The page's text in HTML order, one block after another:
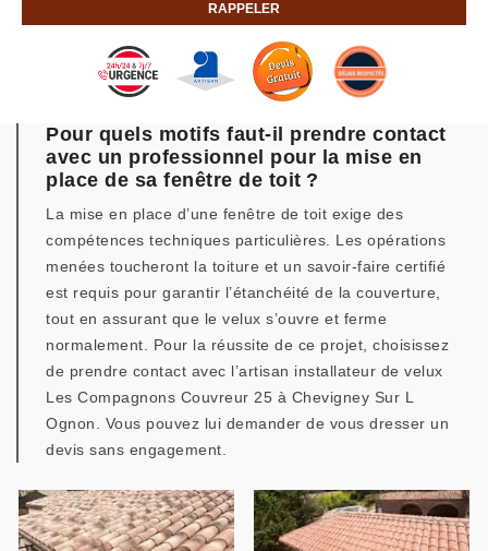
Pour quels motifs faut-il prendre contact
avec un professionnel pour la mise en
place de sa fenêtre de toit ?
La mise en place d’une fenêtre de toit exige des
compétences techniques particulières. Les opérations
menées toucheront la toiture et un savoir-faire certifié
est requis pour garantir l’étanchéité de la couverture,
tout en assurant que le velux s’ouvre et ferme
normalement. Pour la réussite de ce projet, choisissez
de prendre contact avec l’artisan installateur de velux
Les Compagnons Couvreur 25 à Chevigney Sur L
Ognon. Vous pouvez lui demander de vous dresser un
devis sans engagement.